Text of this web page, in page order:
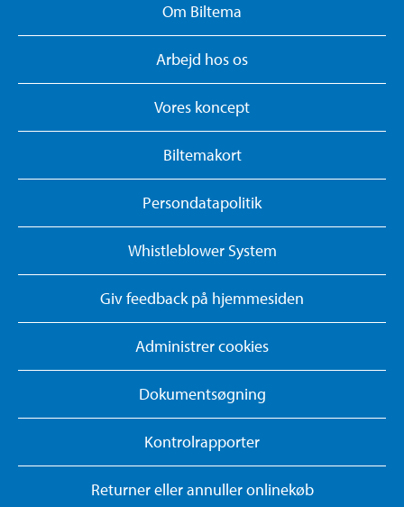
Om Biltema
Arbejd hos os
Vores koncept
Biltemakort
Persondatapolitik
Whistleblower System
Giv feedback på hjemmesiden
Administrer cookies
Dokumentsøgning
Kontrolrapporter
Returner eller annuller onlinekøb